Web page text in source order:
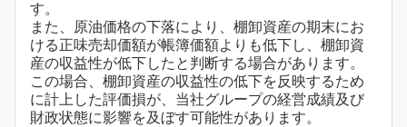
す。
また、原油価格の下落により、棚卸資産の期末にお
ける正味売却価額が帳簿価額よりも低下し、棚卸資
産の収益性が低下したと判断する場合があります。
この場合、棚卸資産の収益性の低下を反映するため
に計上した評価損が、当社グループの経営成績及び
財政状態に影響を及ぼす可能性があります。